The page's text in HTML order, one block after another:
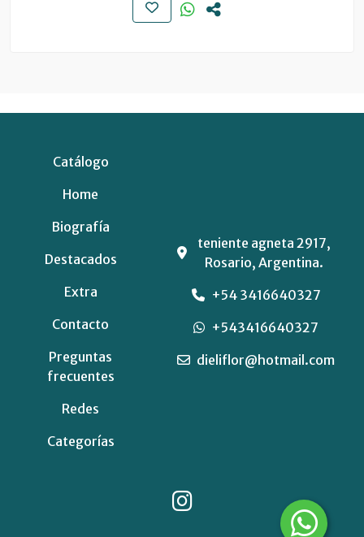
Catálogo
Home
Biografía
Destacados
Extra
Contacto
Preguntas
frecuentes
Redes
Categorías
teniente agneta 2917,
Rosario, Argentina.
+54 3416640327
+543416640327
dieliflor@hotmail.com